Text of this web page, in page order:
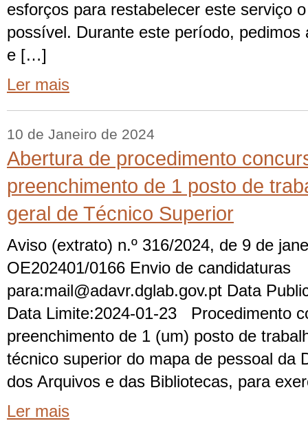
esforços para restabelecer este serviço
possível. Durante este período, pedimos
e […]
Ler mais
10 de Janeiro de 2024
Abertura de procedimento
preenchimento de 1 posto de
geral de Técnico Superior
Aviso (extrato) n.º 316/2024, de 9 de
OE202401/0166 Envio de candidaturas
para:mail@adavr.dglab.gov.pt Data
Data Limite:2024-01-23 Procedimento
preenchimento de 1 (um) posto de
técnico superior do mapa de pessoal da
dos Arquivos e das Bibliotecas, para
Ler mais